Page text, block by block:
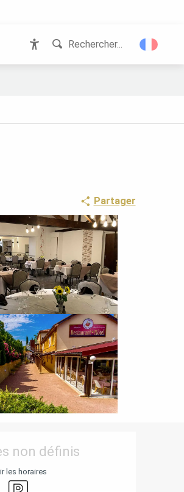
Rechercher...
Partager
ET
non définis
les horaires
Parking